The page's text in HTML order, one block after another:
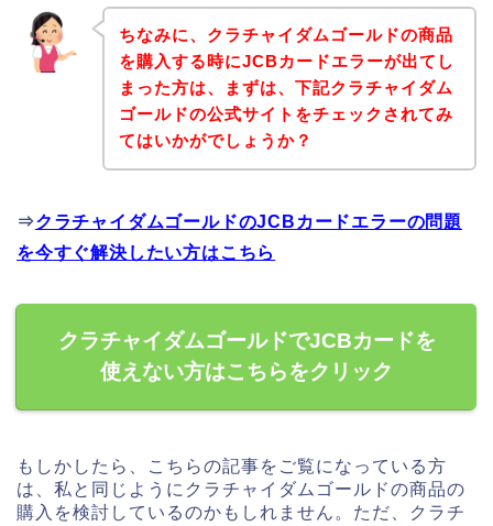
ちなみに、クラチャイダムゴールドの商品
を購入する時にJCBカードエラーが出てし
まった方は、まずは、下記クラチャイダム
ゴールドの公式サイトをチェックされてみ
てはいかがでしょうか？
⇒クラチャイダムゴールドのJCBカードエラーの問題
を今すぐ解決したい方はこちら
クラチャイダムゴールドでJCBカードを
使えない方はこちらをクリック
もしかしたら、こちらの記事をご覧になっている方
は、私と同じようにクラチャイダムゴールドの商品の
購入を検討しているのかもしれません。ただ、クラチ